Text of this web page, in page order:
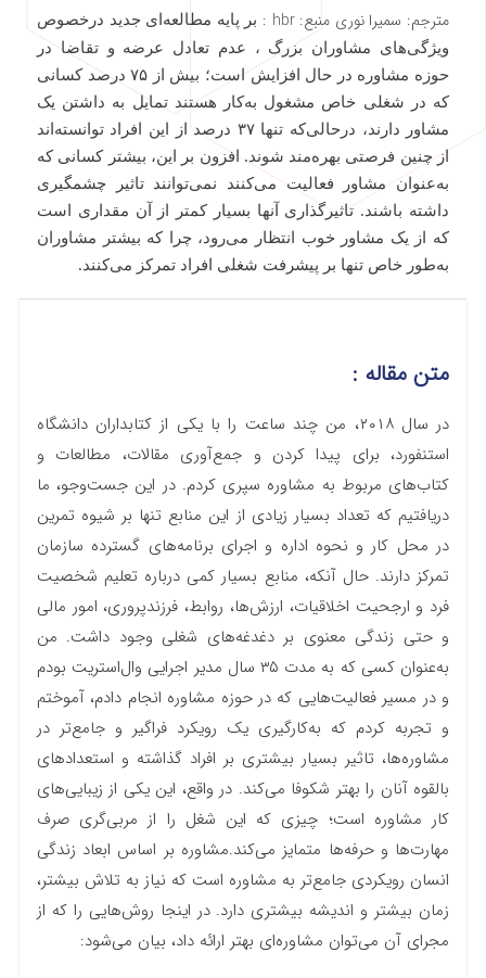
مترجم: سمیرا نوری منبع: hbr :
بر پایه‌ مطالعه‌‌ای جدید درخصوص
ویژگی‌های مشاوران بزرگ ، عدم تعادل عرضه و تقاضا در
حوزه مشاوره در حال افزایش است؛ بیش از ۷۵ درصد کسانی
که در شغلی خاص مشغول به‌کار هستند تمایل به داشتن یک
مشاور دارند، در‌حالی‌که تنها ۳۷ درصد از این افراد توانسته‌اند
از چنین فرصتی بهره‌مند شوند. افزون بر این، بیشتر کسانی که
به‌عنوان مشاور فعالیت می‌کنند نمی‌توانند تاثیر چشمگیری
داشته باشند. تاثیرگذاری آنها بسیار کمتر از آن‌ مقداری است
که از یک مشاور خوب انتظار می‌رود، چرا که بیشتر مشاوران
به‌طور خاص تنها بر پیشرفت شغلی افراد تمرکز می‌کنند.
متن مقاله :
در سال ۲۰۱۸، من چند ساعت را با یکی از کتابداران دانشگاه
استنفورد، برای پیدا کردن و جمع‌آوری مقالات، مطالعات و
کتاب‌های مربوط به مشاوره سپری کردم. در این جست‌وجو، ما
دریافتیم که تعداد بسیار زیادی از این منابع تنها بر شیوه تمرین
در محل کار و نحوه اداره و اجرای برنامه‌های گسترده‌ سازمان
تمرکز دارند. حال آنکه، منابع بسیار کمی درباره تعلیم شخصیت
فرد و ارجحیت اخلاقیات، ارزش‌ها، روابط، فرزندپروری، امور مالی
و حتی زندگی معنوی بر دغدغه‌های شغلی وجود داشت. من
به‌عنوان کسی که به مدت ۳۵ سال مدیر اجرایی وال‌استریت بودم
و در مسیر فعالیت‌هایی که در حوزه مشاوره انجام دادم، آموختم
و تجربه کردم که به‌کارگیری یک رویکرد فراگیر و جامع‌تر در
مشاوره‌ها، تاثیر بسیار بیشتری بر افراد گذاشته و استعداد‌های
بالقوه آنان را بهتر شکوفا می‌کند. در واقع، این یکی از زیبایی‌های
کار مشاوره است؛ چیزی که این شغل را از مربی‌گری صرف
مهارت‌ها و حرفه‌ها متمایز می‌کند.مشاوره‌ بر اساس ابعاد زندگی
انسان رویکردی جامع‌تر به مشاوره است که نیاز به تلاش بیشتر،
زمان بیشتر و اندیشه‌ بیشتری دارد. در اینجا روش‌هایی را که از
مجرای آن می‌توان مشاوره‌‌ای بهتر ارائه داد، بیان می‌شود: